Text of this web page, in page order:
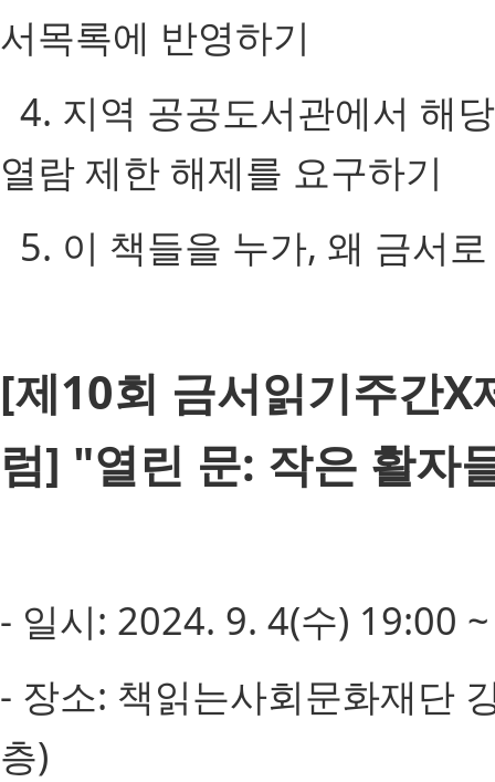
서목록에 반영하기
4. 지역 공공도서관에서 해
열람 제한 해제를 요구하기
5. 이 책들을 누가, 왜 금서
[제10회 금서읽기주간X
럼] "열린 문: 작은 활자
- 일시: 2024. 9. 4(수) 19:00
- 장소: 책읽는사회문화재단
층)​